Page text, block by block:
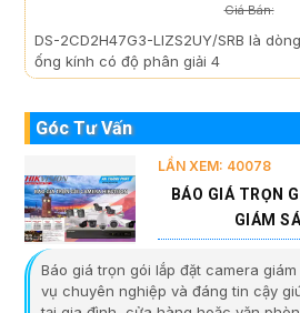
Giá Bán:
DS-2CD2H47G3-LIZS2UY/SRB là
ống kính có độ phân giải 4
Góc Tư Vấn
LẦN XEM: 40078
BÁO GIÁ TRỌN
GIÁM
Báo giá trọn gói lắp đặt camera
vụ chuyên nghiệp và đáng tin cậy